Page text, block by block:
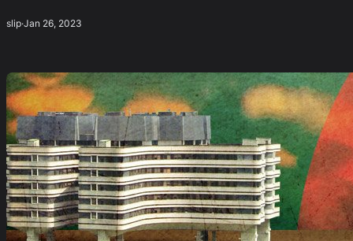
slip·Jan 26, 2023